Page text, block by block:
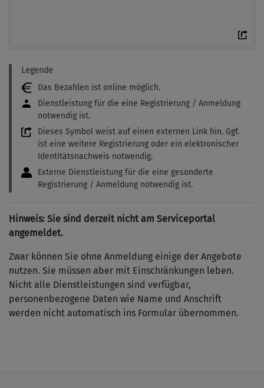
Legende
Das Bezahlen ist online möglich.
Dienstleistung für die eine Registrierung / Anmeldung
notwendig ist.
Dieses Symbol weist auf einen externen Link hin. Ggf.
ist eine weitere Registrierung oder ein elektronischer
Identitätsnachweis notwendig.
Externe Dienstleistung für die eine gesonderte
Registrierung / Anmeldung notwendig ist.
Hinweis: Sie sind derzeit nicht am Serviceportal
angemeldet.
Zwar können Sie ohne Anmeldung einige der Angebote
nutzen. Sie müssen aber mit Einschränkungen leben.
Nicht alle Dienstleistungen sind verfügbar,
personenbezogene Daten wie Name und Anschrift
werden nicht automatisch ins Formular übernommen.